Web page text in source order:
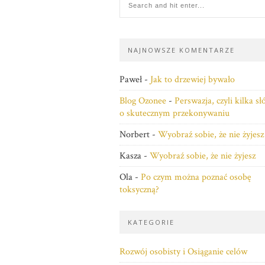
NAJNOWSZE KOMENTARZE
Paweł - Jak to drzewiej bywało
Blog Ozonee - Perswazja, czyli kilka
o skutecznym przekonywaniu
Norbert - Wyobraź sobie, że nie żyjesz
Kasza - Wyobraź sobie, że nie żyjesz
Ola - Po czym można poznać osobę
toksyczną?
KATEGORIE
Rozwój osobisty i Osiąganie celów